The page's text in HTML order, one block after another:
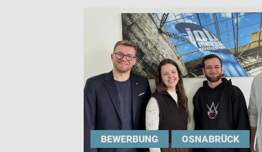
BEWERBUNG OSNABRÜCK